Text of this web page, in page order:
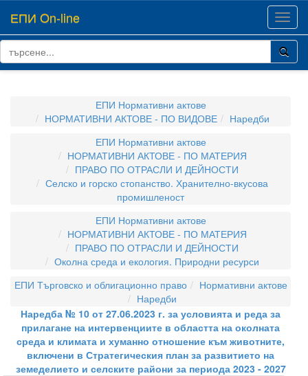
ЕПИ On-line
ЕПИ Нормативни актове
НОРМАТИВНИ АКТОВЕ - ПО ВИДОВЕ
Наредби
ЕПИ Нормативни актове
НОРМАТИВНИ АКТОВЕ - ПО МАТЕРИЯ
ПРАВО ПО ОТРАСЛИ И ДЕЙНОСТИ
Селско и горско стопанство. Хранително-вкусова
промишленост
ЕПИ Нормативни актове
НОРМАТИВНИ АКТОВЕ - ПО МАТЕРИЯ
ПРАВО ПО ОТРАСЛИ И ДЕЙНОСТИ
Околна среда и екология. Природни ресурси
ЕПИ Търговско и облигационно право
Нормативни актове
Наредби
Наредба № 10 от 27.06.2023 г. за условията и реда за
прилагане на интервенциите в областта на околната
среда и климата и хуманно отношение към животните,
включени в Стратегическия план за развитието на
земеделието и селските райони за периода 2023 - 2027